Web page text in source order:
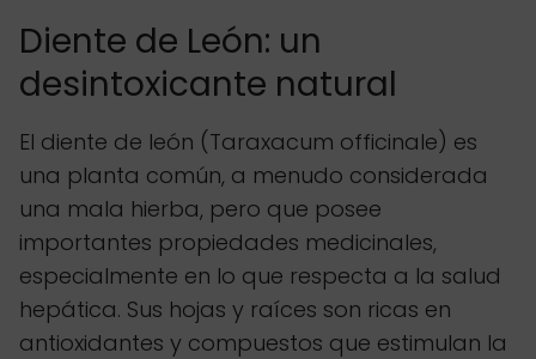
Diente de León: un
desintoxicante natural
El diente de león (Taraxacum officinale) es
una planta común, a menudo considerada
una mala hierba, pero que posee
importantes propiedades medicinales,
especialmente en lo que respecta a la salud
hepática. Sus hojas y raíces son ricas en
antioxidantes y compuestos que estimulan la